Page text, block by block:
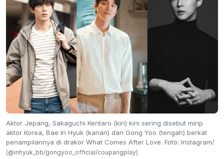
Aktor Jepang, Sakaguchi Kentaro (kiri) kini sering disebut mirip
aktor Korea, Bae In Hyuk (kanan) dan Gong Yoo (tengah) berkat
penampilannya di drakor What Comes After Love. Foto: Instagram/
(@inhyuk_bb/gongyoo_official/coupangplay)